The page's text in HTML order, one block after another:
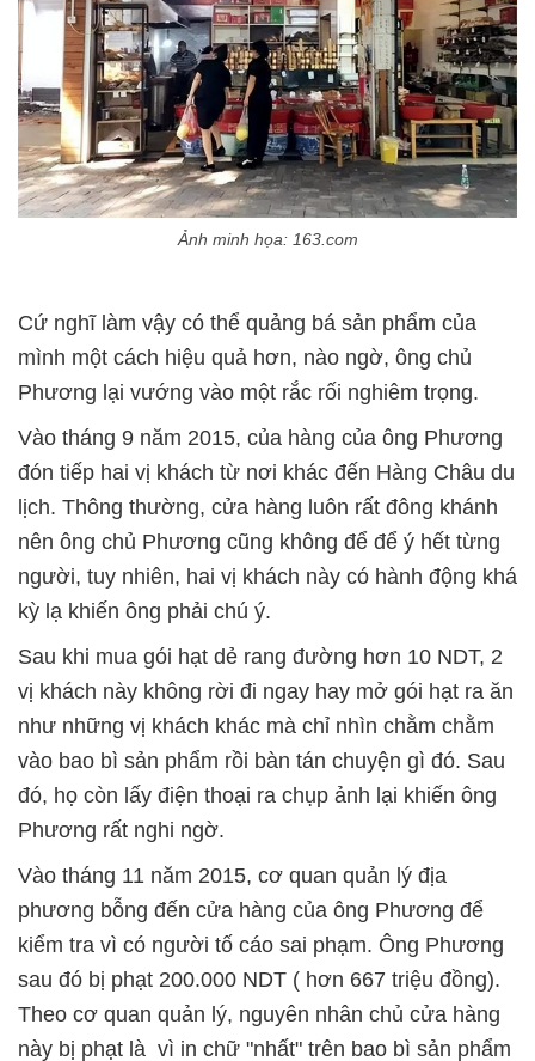
Ảnh minh họa: 163.com
Cứ nghĩ làm vậy có thể quảng bá sản phẩm của
mình một cách hiệu quả hơn, nào ngờ, ông chủ
Phương lại vướng vào một rắc rối nghiêm trọng.
Vào tháng 9 năm 2015, của hàng của ông Phương
đón tiếp hai vị khách từ nơi khác đến Hàng Châu du
lịch. Thông thường, cửa hàng luôn rất đông khánh
nên ông chủ Phương cũng không để để ý hết từng
người, tuy nhiên, hai vị khách này có hành động khá
kỳ lạ khiến ông phải chú ý.
Sau khi mua gói hạt dẻ rang đường hơn 10 NDT, 2
vị khách này không rời đi ngay hay mở gói hạt ra ăn
như những vị khách khác mà chỉ nhìn chằm chằm
vào bao bì sản phẩm rồi bàn tán chuyện gì đó. Sau
đó, họ còn lấy điện thoại ra chụp ảnh lại khiến ông
Phương rất nghi ngờ.
Vào tháng 11 năm 2015, cơ quan quản lý địa
phương bỗng đến cửa hàng của ông Phương để
kiểm tra vì có người tố cáo sai phạm. Ông Phương
sau đó bị phạt 200.000 NDT ( hơn 667 triệu đồng).
Theo cơ quan quản lý, nguyên nhân chủ cửa hàng
này bị phạt là vì in chữ "nhất" trên bao bì sản phẩm